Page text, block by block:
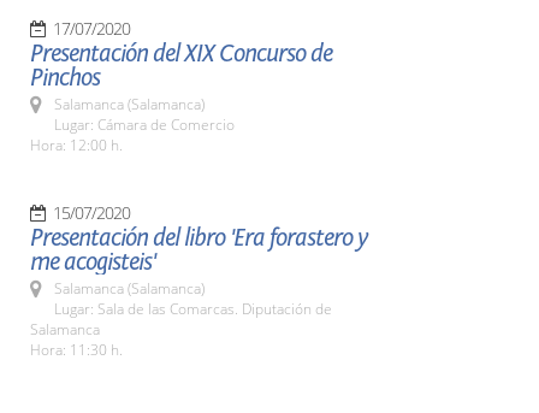
17/07/2020
Presentación del XIX Concurso de
Pinchos
Salamanca (Salamanca)
Lugar: Cámara de Comercio
Hora: 12:00 h.
15/07/2020
Presentación del libro 'Era forastero y
me acogisteis'
Salamanca (Salamanca)
Lugar: Sala de las Comarcas. Diputación de
Salamanca
Hora: 11:30 h.